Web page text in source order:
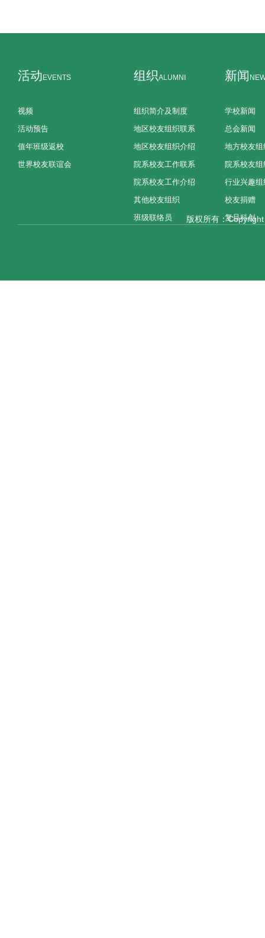
活动 EVENTS
视频
活动预告
值年班级返校
世界校友联谊会
组织ALUMNI
组织简介及制度
地区校友组织联系
地区校友组织介绍
院系校友工作联系
院系校友工作介绍
其他校友组织
班级联络员
新闻
学校新闻
总会新闻
地方校友组
院系校友组
行业兴趣组
校友捐赠
复旦科创
版权所有：